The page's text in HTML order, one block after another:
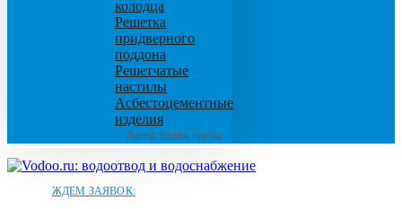
колодца
Решетка
придверного
поддона
Решетчатые
настилы
Асбестоцементные
изделия
Листы, плиты, трубы
ЖДЕМ ЗАЯВОК: